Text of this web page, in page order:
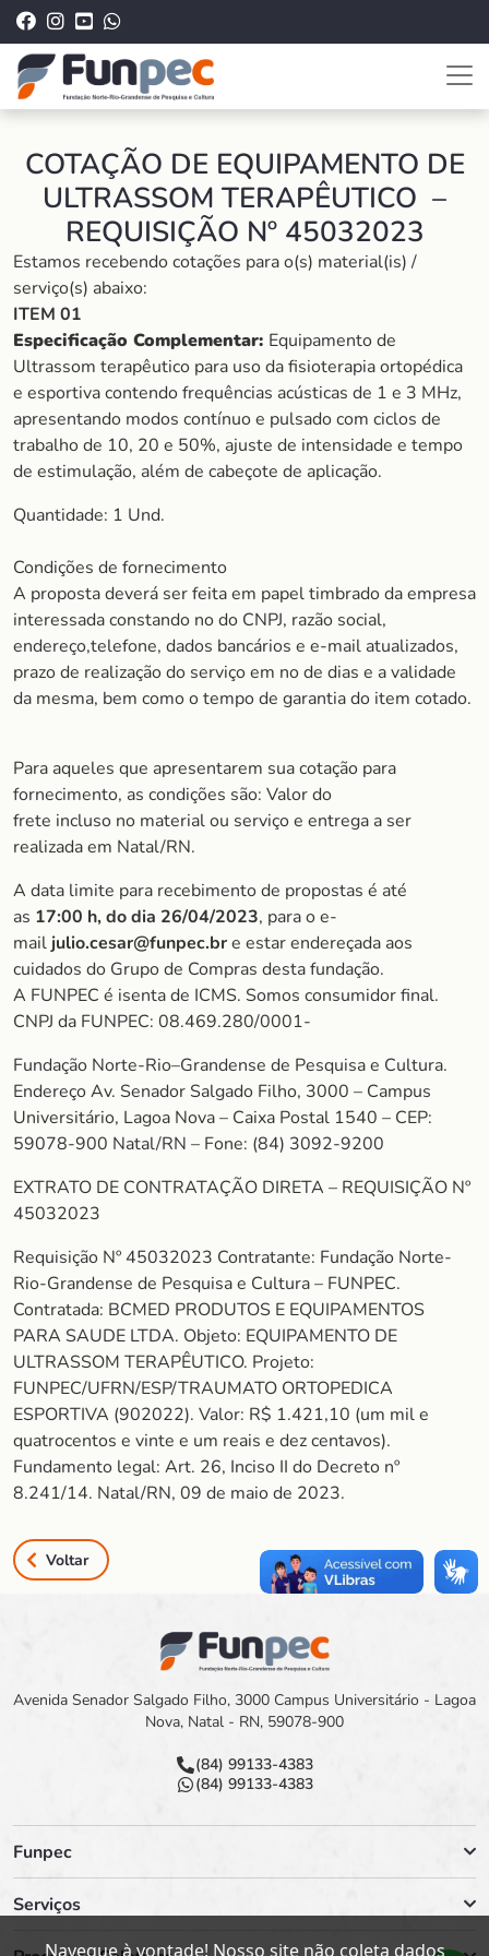
COTAÇÃO DE EQUIPAMENTO DE
ULTRASSOM TERAPÊUTICO –
REQUISIÇÃO Nº 45032023
Estamos recebendo cotações para o(s) material(is) /
serviço(s) abaixo:
ITEM 01
Especificação Complementar: Equipamento de
Ultrassom terapêutico para uso da fisioterapia ortopédica
e esportiva contendo frequências acústicas de 1 e 3 MHz,
apresentando modos contínuo e pulsado com ciclos de
trabalho de 10, 20 e 50%, ajuste de intensidade e tempo
de estimulação, além de cabeçote de aplicação.
Quantidade: 1 Und.
Condições de fornecimento
A proposta deverá ser feita em papel timbrado da empresa
interessada constando no do CNPJ, razão social,
endereço,telefone, dados bancários e e-mail atualizados,
prazo de realização do serviço em no de dias e a validade
da mesma, bem como o tempo de garantia do item cotado.
Para aqueles que apresentarem sua cotação para
fornecimento, as condições são: Valor do
frete incluso no material ou serviço e entrega a ser
realizada em Natal/RN.
A data limite para recebimento de propostas é até
as 17:00 h, do dia 26/04/2023, para o e-
mail julio.cesar@funpec.bre estar endereçada aos
cuidados do Grupo de Compras desta fundação.
A FUNPEC é isenta de ICMS. Somos consumidor final.
CNPJ da FUNPEC: 08.469.280/0001-
Fundação Norte-Rio–Grandense de Pesquisa e Cultura.
Endereço Av. Senador Salgado Filho, 3000 – Campus
Universitário, Lagoa Nova – Caixa Postal 1540 – CEP:
59078-900 Natal/RN – Fone: (84) 3092-9200
EXTRATO DE CONTRATAÇÃO DIRETA – REQUISIÇÃO Nº
45032023
Requisição Nº 45032023 Contratante: Fundação Norte-
Rio-Grandense de Pesquisa e Cultura – FUNPEC.
Contratada: BCMED PRODUTOS E EQUIPAMENTOS
PARA SAUDE LTDA. Objeto: EQUIPAMENTO DE
ULTRASSOM TERAPÊUTICO. Projeto:
FUNPEC/UFRN/ESP/TRAUMATO ORTOPEDICA
ESPORTIVA (902022). Valor: R$ 1.421,10 (um mil e
quatrocentos e vinte e um reais e dez centavos).
Fundamento legal: Art. 26, Inciso II do Decreto nº
8.241/14. Natal/RN, 09 de maio de 2023.
Voltar
Avenida Senador Salgado Filho, 3000 Campus Universitário - Lagoa
Nova, Natal - RN, 59078-900
(84) 99133-4383
(84) 99133-4383
Funpec
Serviços
Navegue à vontade! Nosso site não coleta dados